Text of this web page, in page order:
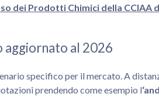
dei Prodotti Chimici della CCIAA
aggiornato al 2026
specifico per il mercato. A
prendendo come esempio l